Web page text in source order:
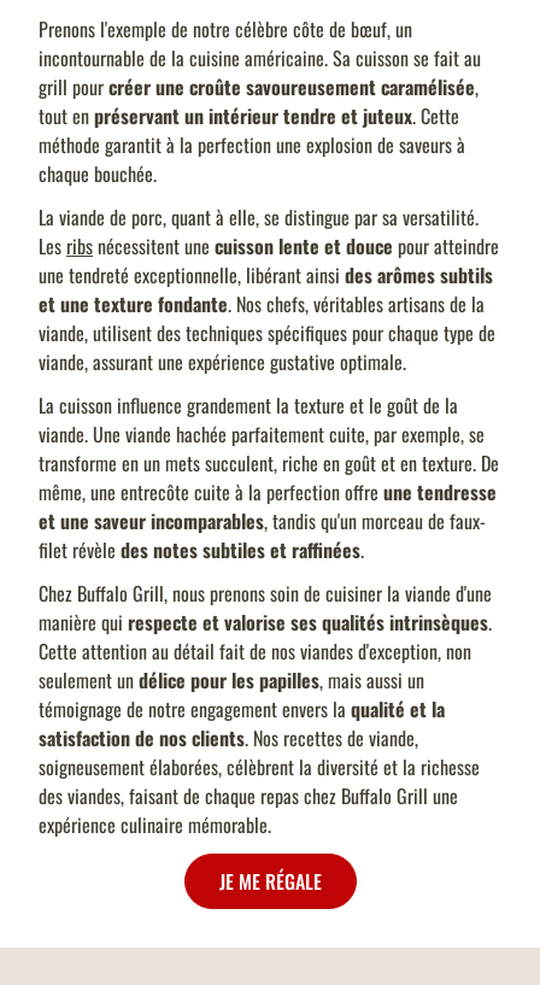
Prenons l'exemple de notre célèbre côte de bœuf, un
incontournable de la cuisine américaine. Sa cuisson se fait au
grill pourcréer une croûte savoureusement caramélisée,
tout enpréservant un intérieur tendre et juteux. Cette
méthode garantit à la perfection une explosion de saveurs à
chaque bouchée.
La viande de porc, quant à elle, se distingue par sa versatilité.
Les ribsnécessitent une cuisson lente et douce pour atteindre
une tendreté exceptionnelle, libérant ainsi des arômes subtils
et une texture fondante. Nos chefs, véritables artisans de la
viande, utilisent des techniques spécifiques pour chaque type de
viande, assurant une expérience gustative optimale.
La cuisson influence grandement la texture et le goût de la
viande. Une viande hachée parfaitement cuite, par exemple, se
transforme en un mets succulent, riche en goût et en texture. De
même, une entrecôte cuite à la perfection offre une tendresse
et une saveur incomparables, tandis qu'un morceau de faux-
filet révèle des notes subtiles et raffinées.
Chez Buffalo Grill, nous prenons soin de cuisiner la viande d'une
manière qui respecte et valorise ses qualités intrinsèques.
Cette attention au détail fait de nos viandes d'exception, non
seulement undélice pour les papilles, mais aussi un
témoignage de notre engagement envers la qualité et la
satisfaction de nos clients. Nos recettes de viande,
soigneusement élaborées, célèbrent la diversité et la richesse
des viandes, faisant de chaque repas chez Buffalo Grill une
expérience culinaire mémorable.
JE ME RÉGALE